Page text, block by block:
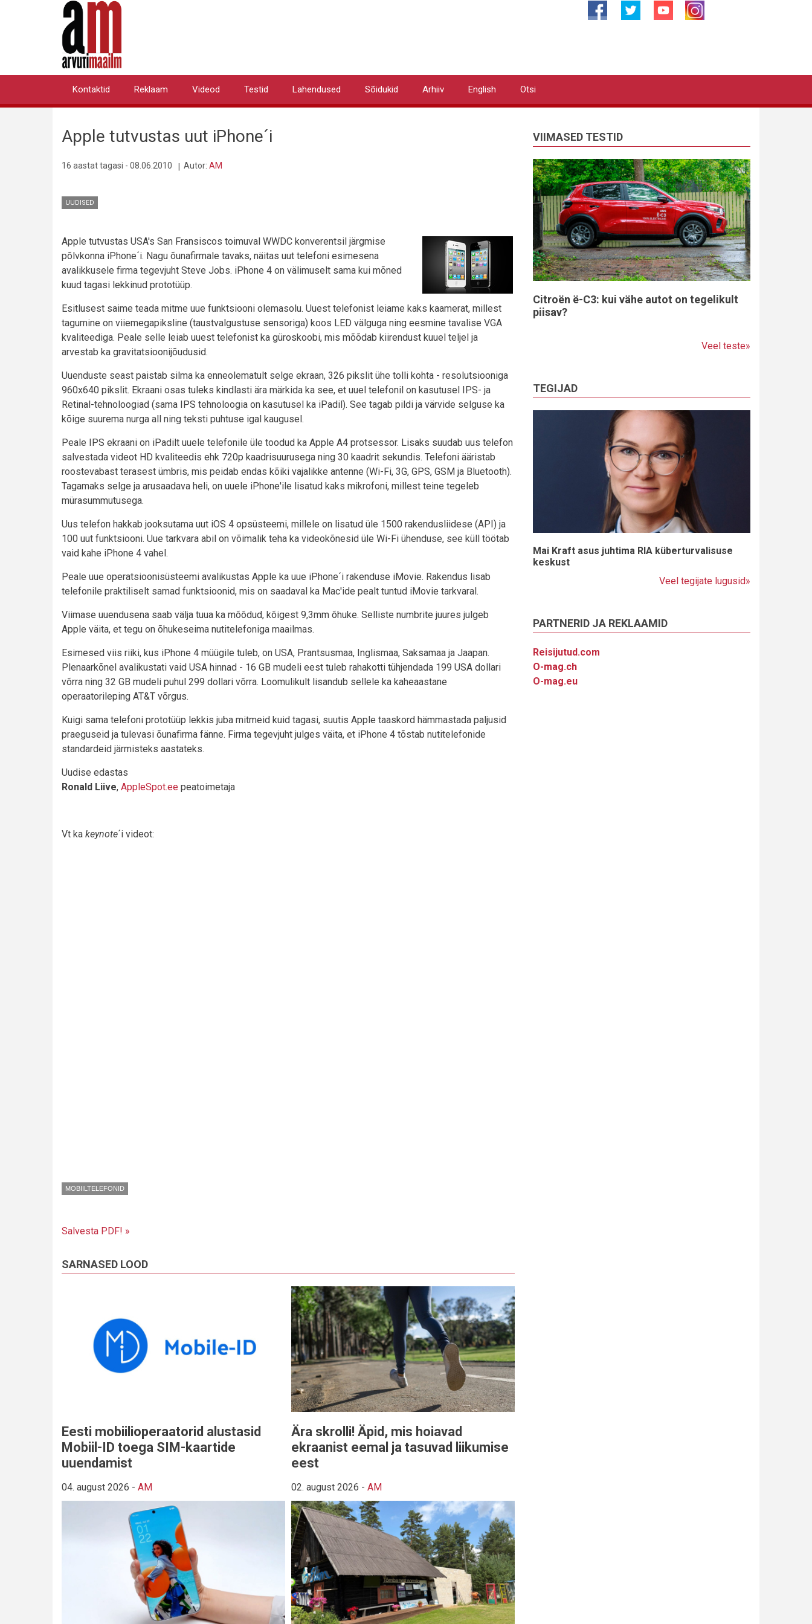
Primary
Kontaktid Reklaam Videod Testid Lahendused Sõidukid Arhiiv English Otsi
Apple tutvustas uut iPhone´i
16 aastat tagasi - 08.06.2010 Autor: AM
UUDISED
Apple tutvustas USA's San Fransiscos toimuval WWDC konverentsil järgmise
põlvkonna iPhone´i. Nagu õunafirmale tavaks, näitas uut telefoni esimesena
avalikkusele firma tegevjuht Steve Jobs. iPhone 4 on välimuselt sama kui mõned
kuud tagasi lekkinud prototüüp.
Esitlusest saime teada mitme uue funktsiooni olemasolu. Uuest telefonist leiame kaks kaamerat, millest
tagumine on viiemegapiksline (taustvalgustuse sensoriga) koos LED välguga ning eesmine tavalise VGA
kvaliteediga. Peale selle leiab uuest telefonist ka güroskoobi, mis mõõdab kiirendust kuuel teljel ja
arvestab ka gravitatsioonijõudusid.
Uuenduste seast paistab silma ka enneolematult selge ekraan, 326 pikslit ühe tolli kohta - resolutsiooniga
960x640 pikslit. Ekraani osas tuleks kindlasti ära märkida ka see, et uuel telefonil on kasutusel IPS- ja
Retinal-tehnoloogiad (sama IPS tehnoloogia on kasutusel ka iPadil). See tagab pildi ja värvide selguse ka
kõige suurema nurga all ning teksti puhtuse igal kaugusel.
Peale IPS ekraani on iPadilt uuele telefonile üle toodud ka Apple A4 protsessor. Lisaks suudab uus telefon
salvestada videot HD kvaliteedis ehk 720p kaadrisuurusega ning 30 kaadrit sekundis. Telefoni ääristab
roostevabast terasest ümbris, mis peidab endas kõiki vajalikke antenne (Wi-Fi, 3G, GPS, GSM ja Bluetooth).
Tagamaks selge ja arusaadava heli, on uuele iPhone'ile lisatud kaks mikrofoni, millest teine tegeleb
mürasummutusega.
Uus telefon hakkab jooksutama uut iOS 4 opsüsteemi, millele on lisatud üle 1500 rakendusliidese (API) ja
100 uut funktsiooni. Uue tarkvara abil on võimalik teha ka videokõnesid üle Wi-Fi ühenduse, see küll töötab
vaid kahe iPhone 4 vahel.
Peale uue operatsioonisüsteemi avalikustas Apple ka uue iPhone´i rakenduse iMovie. Rakendus lisab
telefonile praktiliselt samad funktsioonid, mis on saadaval ka Mac'ide pealt tuntud iMovie tarkvaral.
Viimase uuendusena saab välja tuua ka mõõdud, kõigest 9,3mm õhuke. Selliste numbrite juures julgeb
Apple väita, et tegu on õhukeseima nutitelefoniga maailmas.
Esimesed viis riiki, kus iPhone 4 müügile tuleb, on USA, Prantsusmaa, Inglismaa, Saksamaa ja Jaapan.
Plenaarkõnel avalikustati vaid USA hinnad - 16 GB mudeli eest tuleb rahakotti tühjendada 199 USA dollari
võrra ning 32 GB mudeli puhul 299 dollari võrra. Loomulikult lisandub sellele ka kaheaastane
operaatorileping AT&T võrgus.
Kuigi sama telefoni prototüüp lekkis juba mitmeid kuid tagasi, suutis Apple taaskord hämmastada paljusid
praeguseid ja tulevasi õunafirma fänne. Firma tegevjuht julges väita, et iPhone 4 tõstab nutitelefonide
standardeid järmisteks aastateks.
Uudise edastas
Ronald Liive, AppleSpot.ee peatoimetaja
Vt ka keynote´i videot:
MOBIILTELEFONID
Salvesta PDF! »
SARNASED LOOD
Eesti mobiilioperaatorid alustasid
Mobiil-ID toega SIM-kaartide
uuendamist
04. august 2026 - AM
Ära skrolli! Äpid, mis hoiavad
ekraanist eemal ja tasuvad liikumise
eest
02. august 2026 - AM
VIIMASED TESTID
Citroën ë-C3: kui vähe autot on tegelikult
piisav?
Veel teste»
TEGIJAD
Mai Kraft asus juhtima RIA küberturvalisuse
keskust
Veel tegijate lugusid»
PARTNERID JA REKLAAMID
Reisijutud.com
O-mag.ch
O-mag.eu